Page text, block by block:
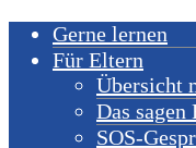
Gerne lernen
Für Eltern
Übersicht
Das
SOS-